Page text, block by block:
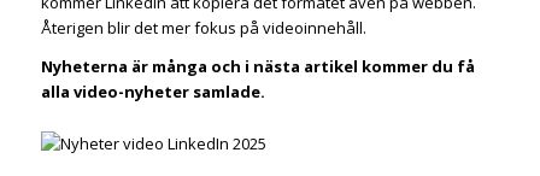
Återigen blir det mer fokus på videoinnehåll.
Nyheterna är många och i nästa artikel kommer du få
alla video-nyheter samlade.